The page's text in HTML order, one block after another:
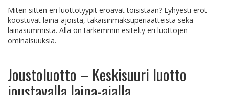
Miten sitten eri luottotyypit eroavat toisistaan? Lyhyesti erot
koostuvat laina-ajoista, takaisinmaksuperiaatteista sekä
lainasummista. Alla on tarkemmin esitelty eri luottojen
ominaisuuksia.
Joustoluotto – Keskisuuri luotto